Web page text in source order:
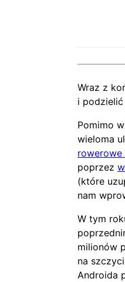
Wraz z
i podzielić
Pomimo
wieloma
rowerowe
poprzez
(które
nam
W tym
milionów
na
Androida